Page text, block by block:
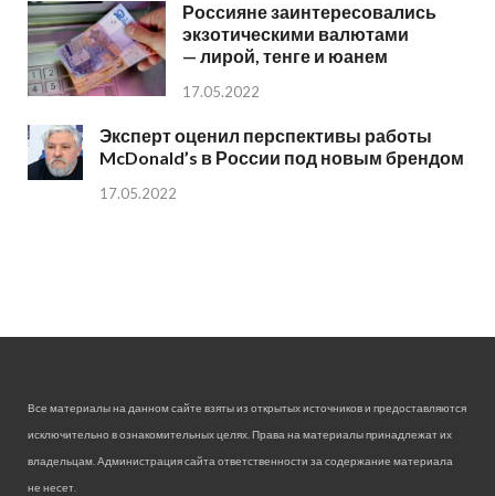
Россияне заинтересовались
экзотическими валютами
— лирой, тенге и юанем
17.05.2022
Эксперт оценил перспективы работы
McDonald’s в России под новым брендом
17.05.2022
Все материалы на данном сайте взяты из открытых источников и предоставляются
исключительно в ознакомительных целях. Права на материалы принадлежат их
владельцам. Администрация сайта ответственности за содержание материала
не несет.